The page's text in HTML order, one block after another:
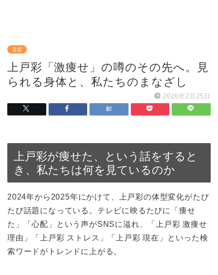
音楽
上戸彩「激痩せ」の噂のその先へ。見
られる身体と、私たちのまなざし
2026年2月25日
上戸彩が痩せた、という話をすると
き、私たちは何を見ているのか
2024年から2025年にかけて、上戸彩の体型変化がたび
たび話題になっている。テレビに映るたびに「痩せ
た」「心配」という声がSNSに溢れ、「上戸彩 激痩せ
理由」「上戸彩 ストレス」「上戸彩 現在」といった検
索ワードがトレンドに上がる。